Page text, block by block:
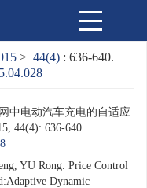
> 44(4) : 636-640.
中电动汽车充电的自适应
44(4): 636-640.
YU Rong. Price Control
Dynamic